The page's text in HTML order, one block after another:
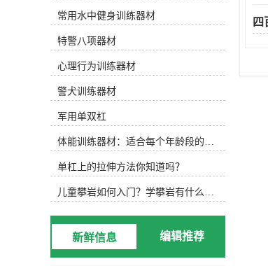
四
滑鞋 游泳池底部很滑，可以穿防滑
鞋，防止动作变形，稳定完成所需动
作。2.水阻手套水阻手套 徒手运动
后，可选择抗组设备，增加运动难
度，通过阻力手套增加划水面积，练
习水中手臂运动。3.水中健身棒水中
浮力健身棒 水中的健身棒不仅可以
为练习者提供浮力，还可以通过浮力
提供抗组训练，增加练习难度，非常
实用。此外，健身棒具有很强的可塑
性，可以增加练习兴趣，摆出各种创
意造型。4.水中健身哑铃浮力哑铃
类似于水中健身棒，水中健身哑铃也
能为练习者提供浮力和阻力，用哑铃
进行的水中搏击强度很大！5.阻力葵
花阻力葵花向日葵鞋套的阻力 向日
葵可以手持或穿在脚上，以增加水的
常用水中健身训练器材
特警八项器材
心理行为训练器材
警犬训练器材
军用单双杠
体能训练器材：适合每个年龄段的训练
单杠上的拉伸方法你知道吗？
儿童攀岩如何入门？学攀岩有什么好处？带娃攀岩两年的全面经验分享
新鲜信息 编辑推荐